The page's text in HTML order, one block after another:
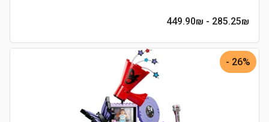
285.25₪
- 449.90₪
26% -